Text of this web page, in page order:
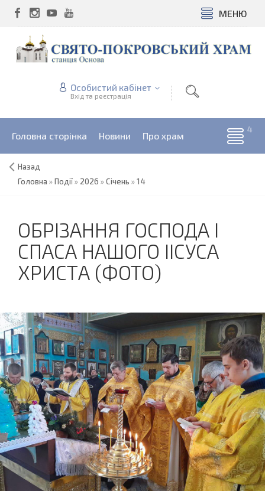
МЕНЮ
Особистий кабінет
Вхід та реєстрація
Головна сторінка Новини Про храм
Назад
Головна »Події» 2026 »Січень »14
ОБРІЗАННЯ ГОСПОДА І
СПАСА НАШОГО ІІСУСА
ХРИСТА (ФОТО)